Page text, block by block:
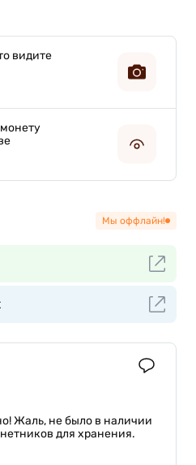
видите
Мы оффлайн!
Жаль, не было в наличии
для хранения.